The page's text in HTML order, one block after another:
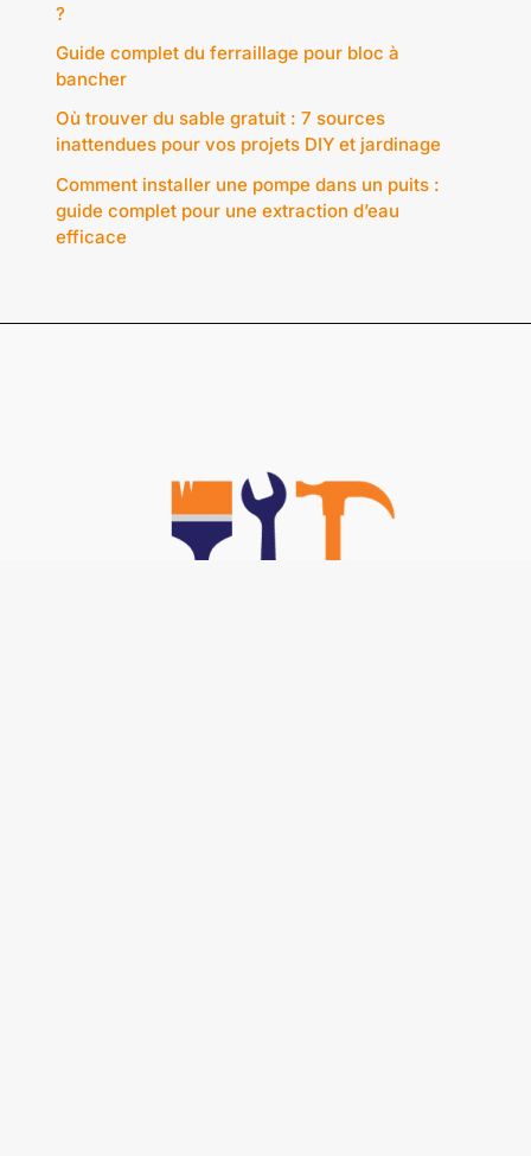
?
Guide complet du ferraillage pour bloc à
bancher
Où trouver du sable gratuit : 7 sources
inattendues pour vos projets DIY et jardinage
Comment installer une pompe dans un puits :
guide complet pour une extraction d’eau
efficace